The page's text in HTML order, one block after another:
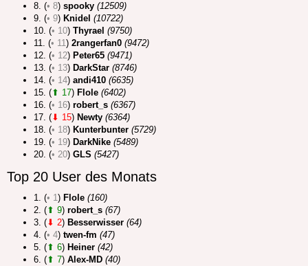
8. (• 8) spooky (12509)
9. (• 9) Knidel (10722)
10. (• 10) Thyrael (9750)
11. (• 11) 2rangerfan0 (9472)
12. (• 12) Peter65 (9471)
13. (• 13) DarkStar (8746)
14. (• 14) andi410 (6635)
15. (⬆ 17) Flole (6402)
16. (• 16) robert_s (6367)
17. (⬇ 15) Newty (6364)
18. (• 18) Kunterbunter (5729)
19. (• 19) DarkNike (5489)
20. (• 20) GLS (5427)
Top 20 User des Monats
1. (• 1) Flole (160)
2. (⬆ 9) robert_s (67)
3. (⬇ 2) Besserwisser (64)
4. (• 4) twen-fm (47)
5. (⬆ 6) Heiner (42)
6. (⬆ 7) Alex-MD (40)